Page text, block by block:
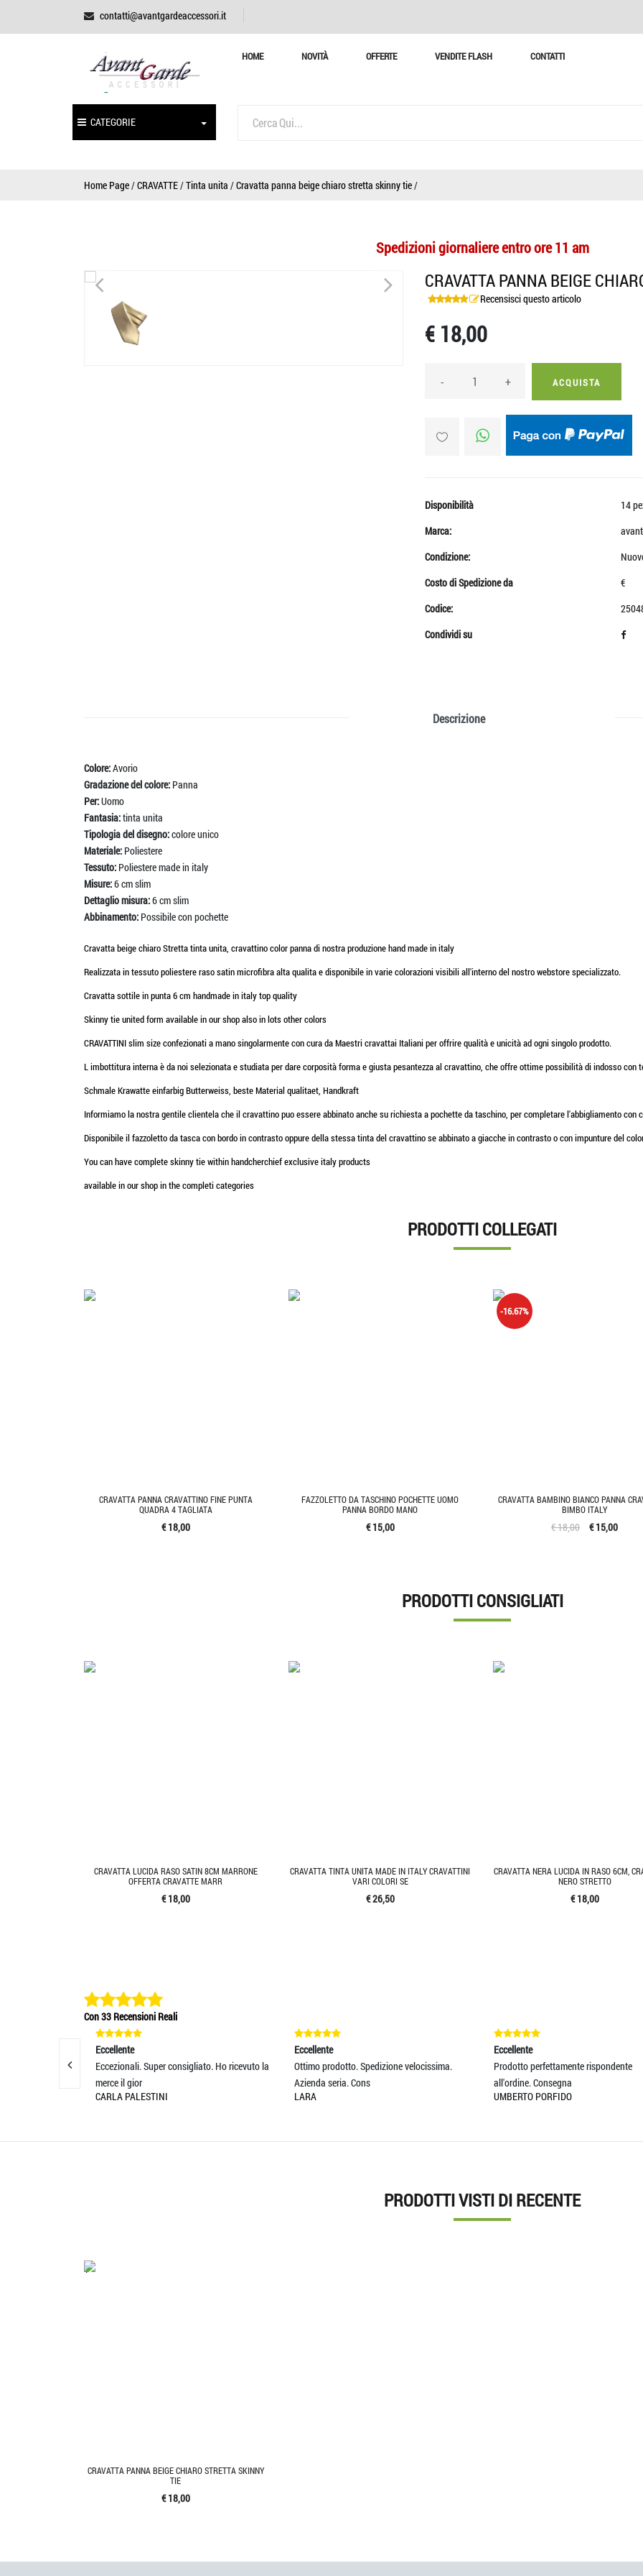
contatti@avantgardeaccessori.it
HOME NOVITÀ OFFERTE VENDITE FLASH CONTATTI
CATEGORIE
Home Page/CRAVATTE/Tinta unita /Cravatta panna beige chiaro stretta skinny tie/
Spedizioni giornaliere entro ore 11 am
< > CRAVATTA PANNA BEIGE
Recensisci questo articolo
€ 18,00
- + ACQUISTA
Disponibilità
14
Marca:
Condizione:
Costo di Spedizione da
€
Codice:
Condividi su
Descrizione
Colore:Avorio
Gradazione del colore: Panna
Per:Uomo
Fantasia:tinta unita
Tipologia del disegno:colore unico
Materiale: Poliestere
Tessuto: Poliestere made in italy
Misure:6 cm slim
Dettaglio misura:6 cm slim
Abbinamento: Possibile con pochette
Cravatta beige chiaro Stretta tinta unita, cravattino color panna di nostra produzione hand made in italy
Realizzata in tessuto poliestere raso satin microfibra alta qualita e disponibile in varie colorazioni visibili all'interno del nostro webstore specializzato.
Cravatta sottile in punta 6 cm handmade in italy top quality
Skinny tie united form available in our shop also in lots other colors
CRAVATTINI slim size confezionati a mano singolarmente con cura da Maestri cravattai Italiani per offrire qualità e unicità ad ogni singolo prodotto.
L imbottitura interna è da noi selezionata e studiata per dare corposità forma e giusta pesantezza al cravattino, che offre ottime possibilità di indosso con
Schmale Krawatte einfarbig Butterweiss, beste Material qualitaet, Handkraft
Informiamo la nostra gentile clientela che il cravattino puo essere abbinato anche su richiesta a pochette da taschino, per completare l'abbigliamento
Disponibile il fazzoletto da tasca con bordo in contrasto oppure della stessa tinta del cravattino se abbinato a giacche in contrasto o con impunture del
You can have complete skinny tie within handcherchief exclusive italy products
available in our shop in the completi categories
PRODOTTI COLLEGATI
CRAVATTA PANNA CRAVATTINO FINE PUNTA
QUADRA 4 TAGLIATA
€ 18,00
FAZZOLETTO DA TASCHINO POCHETTE UOMO
PANNA BORDO MANO
€ 15,00
CRAVATTA BAMBINO BIANCO PANNA
BIMBO ITALY
€ 18,00
-16.67%
€ 15,00
PRODOTTI CONSIGLIATI
CRAVATTA LUCIDA RASO SATIN 8CM MARRONE
OFFERTA CRAVATTE MARR
€ 18,00
CRAVATTA TINTA UNITA MADE IN ITALY CRAVATTINI
VARI COLORI SE
€ 26,50
CRAVATTA NERA LUCIDA IN RASO 6CM,
NERO STRETTO
€ 18,00
Con 33 Recensioni Reali
Eccezionali. Super consigliato. Ho ricevuto la
CARLA PALESTINI
Ottimo prodotto. Spedizione velocissima.
Azienda seria. Cons
Prodotto perfettamente rispondente
all'ordine. Consegna
UMBERTO PORFIDO
PRODOTTI VISTI DI RECENTE
'.'
CRAVATTA PANNA BEIGE CHIARO STRETTA SKINNY
TIE
€ 18,00